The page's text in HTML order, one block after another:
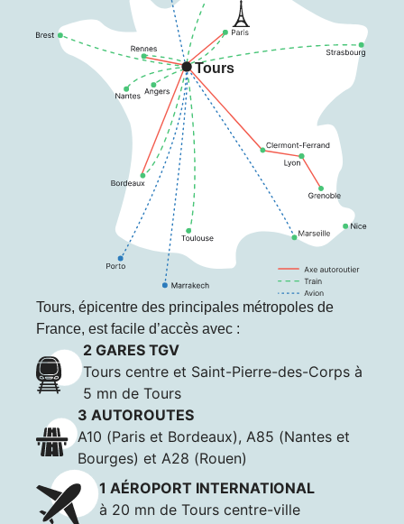
Tours, épicentre des principales métropoles de
France, est facile d’accès avec :
2 GARES TGV
Tours centre et Saint-Pierre-des-Corps à
5 mn de Tours
3 AUTOROUTES
A10 (Paris et Bordeaux), A85 (Nantes et
Bourges) et A28 (Rouen)
1 AÉROPORT INTERNATIONAL
à 20 mn de Tours centre-ville